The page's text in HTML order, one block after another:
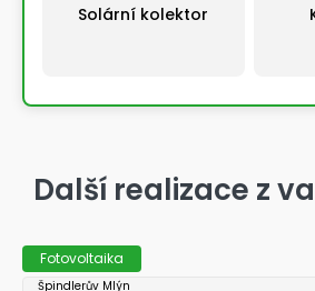
Solární kolektor
Další realizace z
Fotovoltaika
Špindlerův Mlýn